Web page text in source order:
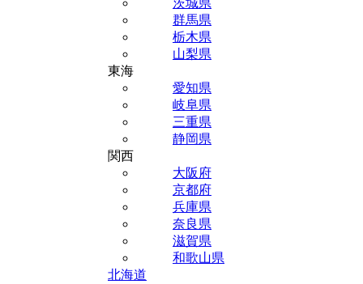
茨城県
群馬県
栃木県
山梨県
東海
愛知県
岐阜県
三重県
静岡県
関西
大阪府
京都府
兵庫県
奈良県
滋賀県
和歌山県
北海道